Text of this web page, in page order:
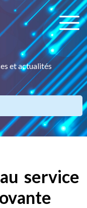
et actualités
service